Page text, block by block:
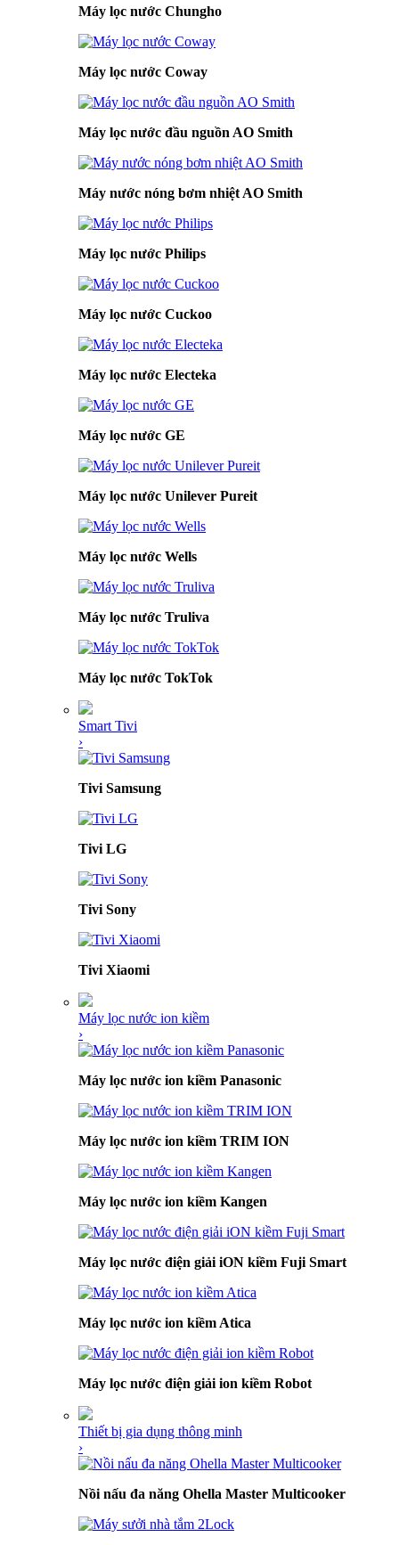
Máy lọc nước Chungho
Máy lọc nước Coway
Máy lọc nước đầu nguồn AO Smith
Máy nước nóng bơm nhiệt AO Smith
Máy lọc nước Philips
Máy lọc nước Cuckoo
Máy lọc nước Electeka
Máy lọc nước GE
Máy lọc nước Unilever Pureit
Máy lọc nước Wells
Máy lọc nước Truliva
Máy lọc nước TokTok
Smart Tivi
›
Tivi Samsung
Tivi LG
Tivi Sony
Tivi Xiaomi
Máy lọc nước ion kiềm
›
Máy lọc nước ion kiềm Panasonic
Máy lọc nước ion kiềm TRIM ION
Máy lọc nước ion kiềm Kangen
Máy lọc nước điện giải iON kiềm Fuji Smart
Máy lọc nước ion kiềm Atica
Máy lọc nước điện giải ion kiềm Robot
Thiết bị gia dụng thông minh
›
Nồi nấu đa năng Ohella Master Multicooker